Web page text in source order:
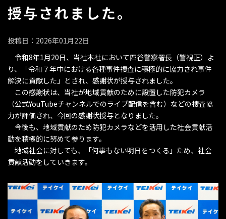
授与されました。
投稿日：2026年01月22日
令和8年1月20日、当社本社において四谷警察署長（警視正）よ
り、「令和７年中における各種事件捜査に積極的に協力され事件
解決に貢献した」とされ、感謝状が授与されました。
この感謝状は、当社が地域貢献のために設置した防犯カメラ
（公式YouTubeチャンネルでのライブ配信を含む）などの捜査協
力が評価され、今回の感謝状授与となりました。
今後も、地域貢献のため防犯カメラなどを活用した社会貢献活
動を積極的に努めて参ります。
地域社会に対しても、「何事もない明日をつくる」ため、社会
貢献活動をしていきます。